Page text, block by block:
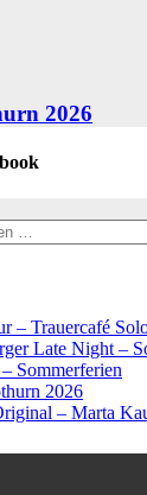
2026
– Trauercafé
Late Night –
Sommerferien
2026
– Marta